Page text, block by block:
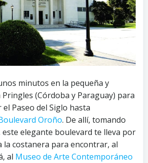
minutos en la pequeña y
(Córdoba y Paraguay) para
Paseo del Siglo hasta
Oroño. De allí, tomando
este elegante boulevard te lleva por
la costanera para encontrar, al
al Museo de Arte Contemporáneo